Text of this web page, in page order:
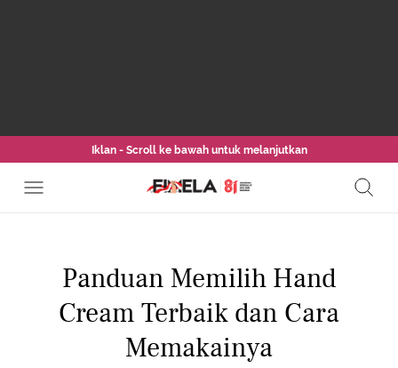
Iklan - Scroll ke bawah untuk melanjutkan
Panduan Memilih Hand
Cream Terbaik dan Cara
Memakainya